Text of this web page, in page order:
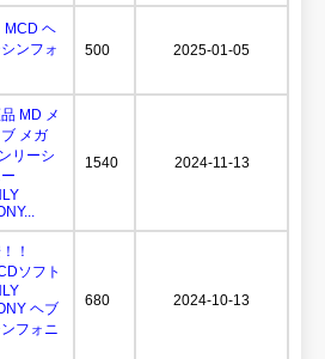
MCD ヘ
ンフォ
500 2025-01-05
MD メ
メガ
リーシ
1540 2024-11-13
！
ソフト
ヘブ
フォニ
680 2024-10-13